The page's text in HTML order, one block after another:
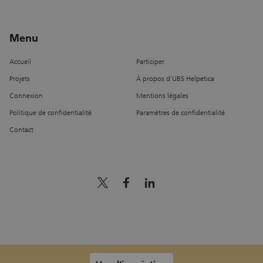
Menu
Accueil Participer
Projets À propos d’UBS Helpetica
Connexion Mentions légales
Politique de confidentialité Paramètres de confidentialité
Contact
x_logo facebook linkedin